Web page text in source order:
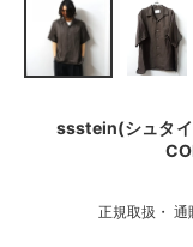
ssstein(シュタ
正規取扱・ 通